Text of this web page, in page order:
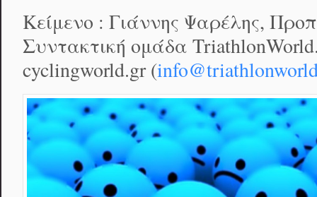
Κείμενο : Γιάννης Ψαρέλης,
Συντακτική ομάδα
cyclingworld.gr (